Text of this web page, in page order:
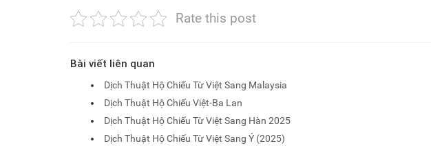
Rate this post
Bài viết liên quan
Dịch Thuật Hộ Chiếu Từ Việt Sang Malaysia
Dịch Thuật Hộ Chiếu Việt-Ba Lan
Dịch Thuật Hộ Chiếu Từ Việt Sang Hàn 2025
Dịch Thuật Hộ Chiếu Từ Việt Sang Ý (2025)